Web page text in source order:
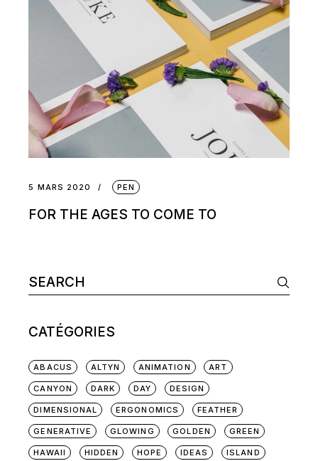
5 MARS 2020 PEN
FOR THE AGES TO COME TO
Search
for:
CATÉGORIES
ABACUS ALTYN ANIMATION ART
CANYON DARK DAY DESIGN
DIMENSIONAL ERGONOMICS FEATHER
GENERATIVE GLOWING GOLDEN GREEN
HAWAII HIDDEN HOPE IDEAS ISLAND